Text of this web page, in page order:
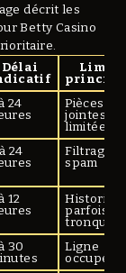
décrit les
Betty Casino
Délai Limite
24 Pièces
jointes
limitées
24 Filtrage
spam
12
parfois
tronqué
30 Ligne
occupée